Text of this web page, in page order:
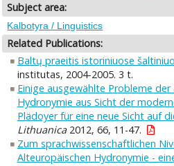
Subject area:
Kalbotyra / Linguistics
Related Publications:
Baltų praeitis istoriniuose
institutas, 2004-2005. 3 t.
Einige ausgewählte Probleme
Hydronymie aus Sicht der
Plädoyer für eine neue Sicht auf
Lithuanica2012, 66, 11-47.
Zum sprachwissenschaftlichen
Alteuropäischen Hydronymie -